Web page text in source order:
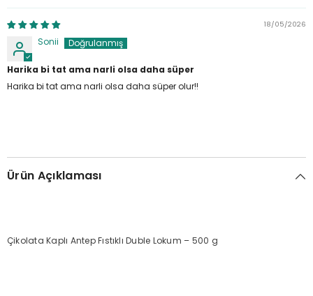
18/05/2026
Sonii
Harika bi tat ama narli olsa daha süper
Harika bi tat ama narli olsa daha süper olur!!
Ürün Açıklaması
Çikolata Kaplı Antep Fıstıklı Duble Lokum – 500 g